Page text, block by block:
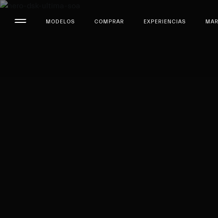
MODELOS COMPRAR EXPERIENCIAS